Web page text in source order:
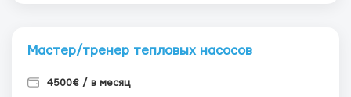
Мастер/тренер тепловых насосов
4500€ / в месяц